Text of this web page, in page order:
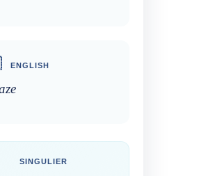
ENGLISH
SINGULIER